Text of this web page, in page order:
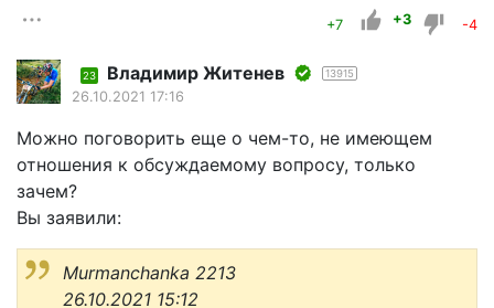
+7 +3 -4
23 Владимир Житенев 13915
26.10.2021 17:16
Можно поговорить еще о чем-то, не имеющем
отношения к обсуждаемому вопросу, только
зачем?
Вы заявили:
Murmanchanka 2213
26.10.2021 15:12